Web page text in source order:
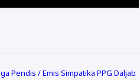
Pendis / Emis Simpatika PPG Daljab